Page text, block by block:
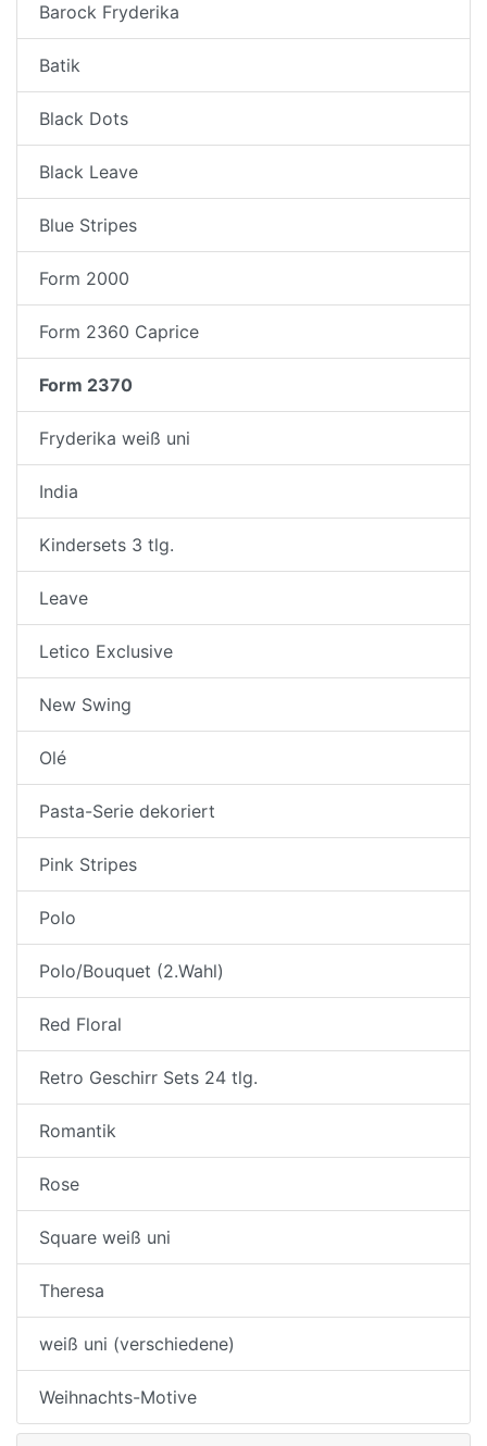
Barock Fryderika
Batik
Black Dots
Black Leave
Blue Stripes
Form 2000
Form 2360 Caprice
Form 2370
Fryderika weiß uni
India
Kindersets 3 tlg.
Leave
Letico Exclusive
New Swing
Olé
Pasta-Serie dekoriert
Pink Stripes
Polo
Polo/Bouquet (2.Wahl)
Red Floral
Retro Geschirr Sets 24 tlg.
Romantik
Rose
Square weiß uni
Theresa
weiß uni (verschiedene)
Weihnachts-Motive